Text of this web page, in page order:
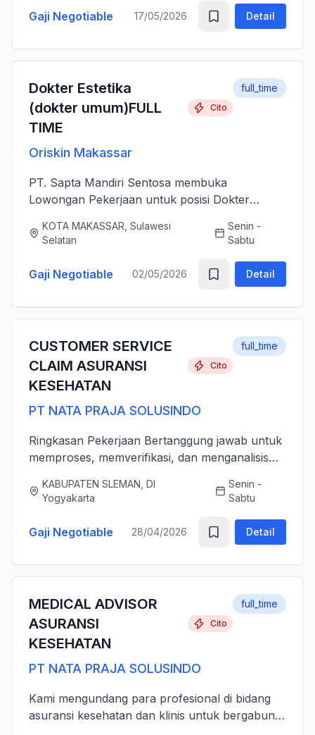
Gaji Negotiable 17/05/2026 Detail
Dokter Estetika
(dokter umum)FULL
TIME
Cito
Oriskin Makassar
full_time
PT. Sapta Mandiri Sentosa membuka
Lowongan Pekerjaan untuk posisi Dokter
jawab memberikan layanan medis estetika yang
KOTA MAKASSAR, Sulawesi
Selatan
Senin -
Sabtu
Gaji Negotiable 02/05/2026 Detail
CUSTOMER SERVICE
CLAIM ASURANSI
KESEHATAN
Cito
PT NATA PRAJA SOLUSINDO
full_time
Ringkasan Pekerjaan Bertanggung jawab untuk
memproses, memverifikasi, dan menganalisis
dan rawat jalan) secara akurat, tepat waktu,
serta sesuai dengan ...
KABUPATEN SLEMAN, DI
Yogyakarta
Senin -
Sabtu
Gaji Negotiable 28/04/2026 Detail
MEDICAL ADVISOR
ASURANSI
KESEHATAN
Cito
PT NATA PRAJA SOLUSINDO
full_time
Kami mengundang para profesional di bidang
asuransi kesehatan dan klinis untuk bergabung